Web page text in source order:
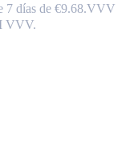
7 días de €9.68.VVV
VVV.